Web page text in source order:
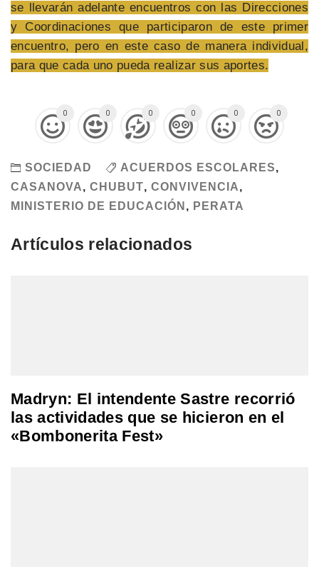
se llevarán adelante encuentros con las Direcciones
y Coordinaciones que participaron de este primer
encuentro, pero en este caso de manera individual,
para que cada uno pueda realizar sus aportes.
0 0 0 0 0 0
SOCIEDAD ACUERDOS ESCOLARES,
CASANOVA, CHUBUT, CONVIVENCIA,
MINISTERIO DE EDUCACIÓN , PERATA
Artículos relacionados
Madryn: El intendente Sastre recorrió
las actividades que se hicieron en el
«Bombonerita Fest»